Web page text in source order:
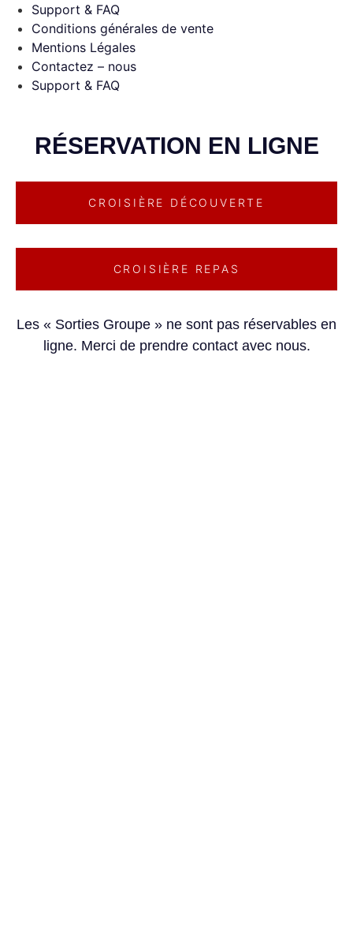
Support & FAQ
Conditions générales de vente
Mentions Légales
Contactez – nous
Support & FAQ
RÉSERVATION EN LIGNE
CROISIÈRE DÉCOUVERTE
CROISIÈRE REPAS
Les « Sorties Groupe » ne sont pas réservables en
ligne. Merci de prendre contact avec nous.